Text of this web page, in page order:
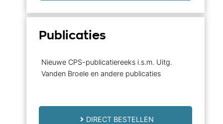
Publicaties
Nieuwe CPS-publicatiereeks i.s.m. Uitg.
Vanden Broele en andere publicaties
DIRECT BESTELLEN